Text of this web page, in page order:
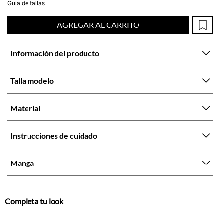
Guia de tallas
AGREGAR AL CARRITO
Información del producto
Talla modelo
Material
Instrucciones de cuidado
Manga
Completa tu look